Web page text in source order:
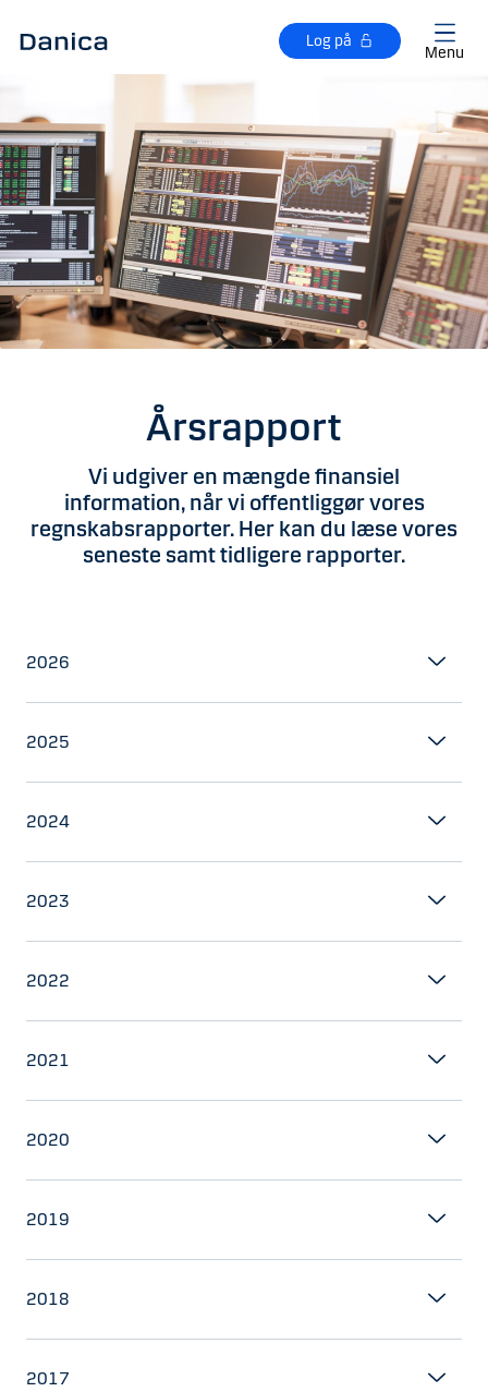
Log på
Menu
Årsrapport
Vi udgiver en mængde finansiel
information, når vi offentliggør vores
regnskabsrapporter. Her kan du læse vores
seneste samt tidligere rapporter.
2026
2025
2024
2023
2022
2021
2020
2019
2018
2017